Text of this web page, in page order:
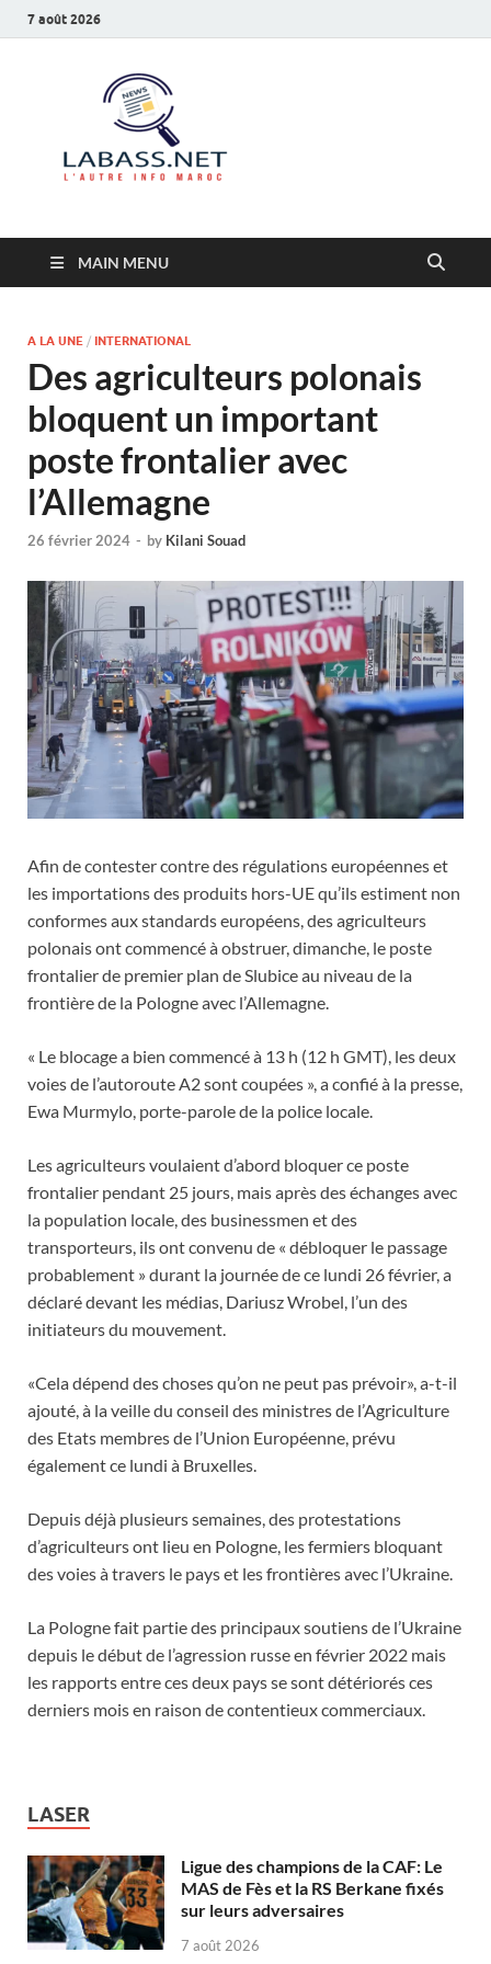
7 août 2026
MAIN MENU
A LA UNE / INTERNATIONAL
Des agriculteurs polonais
bloquent un important
poste frontalier avec
l’Allemagne
26 février 2024 - by Kilani Souad
Afin de contester contre des régulations européennes et
les importations des produits hors-UE qu’ils estiment non
conformes aux standards européens, des agriculteurs
polonais ont commencé à obstruer, dimanche, le poste
frontalier de premier plan de Slubice au niveau de la
frontière de la Pologne avec l’Allemagne.
« Le blocage a bien commencé à 13 h (12 h GMT), les deux
voies de l’autoroute A2 sont coupées », a confié à la presse,
Ewa Murmylo, porte-parole de la police locale.
Les agriculteurs voulaient d’abord bloquer ce poste
frontalier pendant 25 jours, mais après des échanges avec
la population locale, des businessmen et des
transporteurs, ils ont convenu de « débloquer le passage
probablement » durant la journée de ce lundi 26 février, a
déclaré devant les médias, Dariusz Wrobel, l’un des
initiateurs du mouvement.
«Cela dépend des choses qu’on ne peut pas prévoir», a-t-il
ajouté, à la veille du conseil des ministres de l’Agriculture
des Etats membres de l’Union Européenne, prévu
également ce lundi à Bruxelles.
Depuis déjà plusieurs semaines, des protestations
d’agriculteurs ont lieu en Pologne, les fermiers bloquant
des voies à travers le pays et les frontières avec l’Ukraine.
La Pologne fait partie des principaux soutiens de l’Ukraine
depuis le début de l’agression russe en février 2022 mais
les rapports entre ces deux pays se sont détériorés ces
derniers mois en raison de contentieux commerciaux.
LASER
Ligue des champions de la CAF: Le
MAS de Fès et la RS Berkane fixés
sur leurs adversaires
7 août 2026